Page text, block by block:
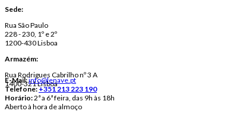
Sede:
Rua São Paulo
228 - 230, 1º e 2º
1200-430 Lisboa
Armazém:
Rua Rodrigues Cabrilho nº 3 A
1400-321 Lisboa
E-Mail:info@lenave.pt
Telefone:+351 213 223 190
Horário:2ª a 6ª feira, das 9h às 18h
Aberto à hora de almoço